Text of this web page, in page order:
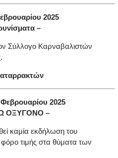
2025
–
Σύλλογο Καρναβαλιστών
2025
ΟΞΥΓΟΝΟ –
καμία εκδήλωση του
τιμής στα θύματα των